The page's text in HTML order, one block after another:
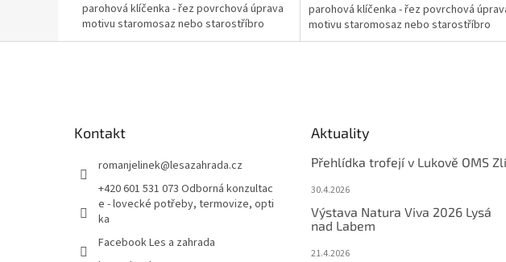
parohová klíčenka - řez povrchová úprava
motivu staromosaz nebo starostříbro
parohová klíčenka - řez povrchová
motivu staromosaz nebo starostříbro
Kontakt
romanjelinek@lesazahrada.cz
+420 601 531 073 Odborná konzultac
e - lovecké potřeby, termovize, opti
ka
Facebook Les a zahrada
Aktuality
Přehlídka trofejí v Lukově OMS
30.4.2026
Výstava Natura Viva 2026 Lysá
nad Labem
21.4.2026